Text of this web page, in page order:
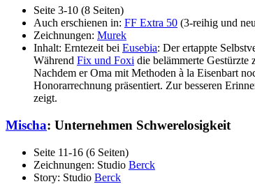
Seite 3-10 (8 Seiten)
Auch erschienen in: FF Extra 50 (3-reihig und
Zeichnungen: Murek
Inhalt: Erntezeit bei Eusebia: Der ertappte
Während Fix und Foxi die belämmerte
Nachdem er Oma mit Methoden à la Eisenbart
Honorarrechnung präsentiert. Zur besseren
zeigt.
Mischa: Unternehmen Schwerelosigkeit
Seite 11-16 (6 Seiten)
Zeichnungen: Studio Berck
Story: Studio Berck